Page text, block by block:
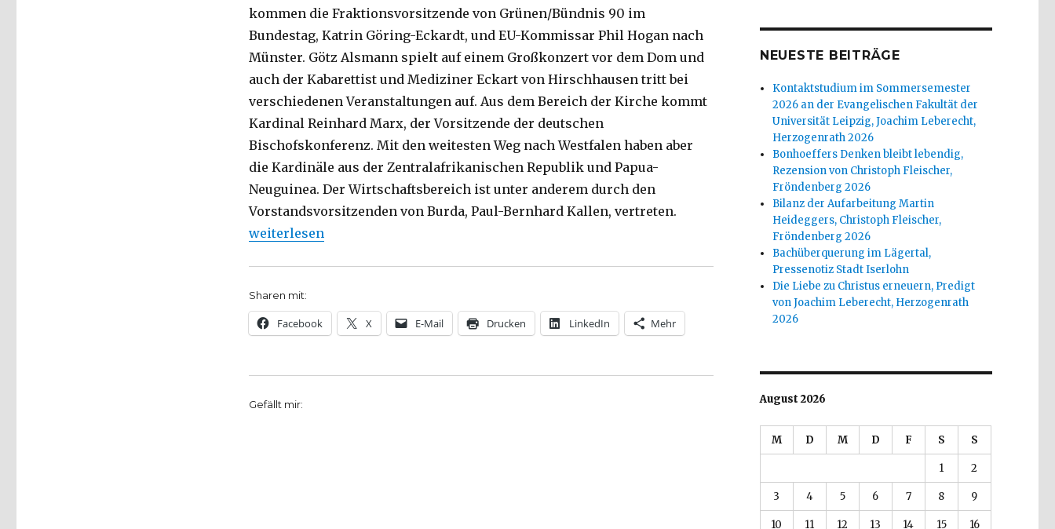
kommen die Fraktionsvorsitzende von Grünen/Bündnis 90 im
Bundestag, Katrin Göring-Eckardt, und EU-Kommissar Phil Hogan nach
Münster. Götz Alsmann spielt auf einem Großkonzert vor dem Dom und
auch der Kabarettist und Mediziner Eckart von Hirschhausen tritt bei
verschiedenen Veranstaltungen auf. Aus dem Bereich der Kirche kommt
Kardinal Reinhard Marx, der Vorsitzende der deutschen
Bischofskonferenz. Mit den weitesten Weg nach Westfalen haben aber
die Kardinäle aus der Zentralafrikanischen Republik und Papua-
Neuguinea. Der Wirtschaftsbereich ist unter anderem durch den
Vorstandsvorsitzenden von Burda, Paul-Bernhard Kallen, vertreten.
„Frieden im Fokus – Pressemeldung, Katholikentag Münster“
weiterlesen
Sharen mit:
Facebook X E-Mail Drucken LinkedIn Mehr
Gefällt mir:
NEUESTE BEITRÄGE
Kontaktstudium im Sommersemester
2026 an der Evangelischen Fakultät der
Universität Leipzig, Joachim Leberecht,
Herzogenrath 2026
Bonhoeffers Denken bleibt lebendig,
Rezension von Christoph Fleischer,
Fröndenberg 2026
Bilanz der Aufarbeitung Martin
Heideggers, Christoph Fleischer,
Fröndenberg 2026
Bachüberquerung im Lägertal,
Pressenotiz Stadt Iserlohn
Die Liebe zu Christus erneuern, Predigt
von Joachim Leberecht, Herzogenrath
2026
August 2026
M D M D F S S
1 2
3 4 5 6 7 8 9
10 11 12 13 14 15 16